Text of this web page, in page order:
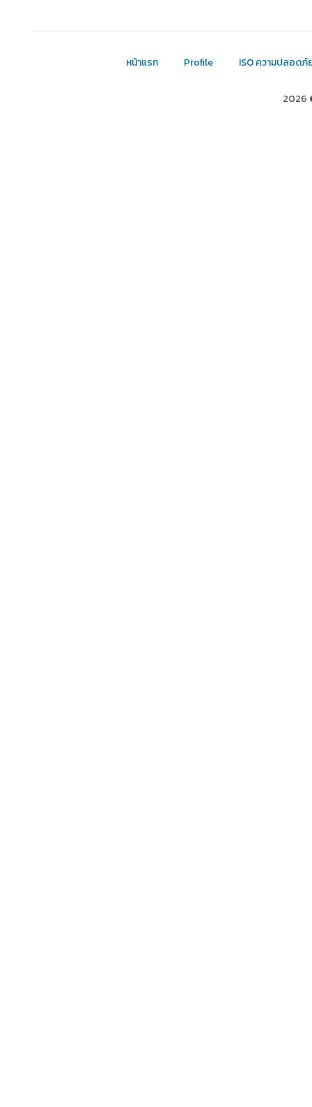
หน้าแรก Profile ISO ความปลอดภั
2026